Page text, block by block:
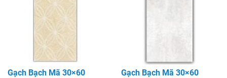
Gạch Bạch Mã 30×60
Gạch Bạch Mã 30×60